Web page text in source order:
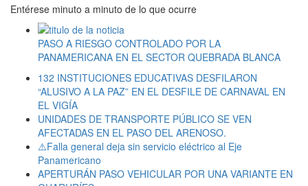
Entérese minuto a minuto de lo que ocurre
PASO A RIESGO CONTROLADO POR LA
PANAMERICANA EN EL SECTOR QUEBRADA BLANCA
132 INSTITUCIONES EDUCATIVAS DESFILARON
“ALUSIVO A LA PAZ” EN EL DESFILE DE CARNAVAL EN
EL VIGÍA
UNIDADES DE TRANSPORTE PÚBLICO SE VEN
AFECTADAS EN EL PASO DEL ARENOSO.
⚠️Falla general deja sin servicio eléctrico al Eje
Panamericano
APERTURÁN PASO VEHICULAR POR UNA VARIANTE EN